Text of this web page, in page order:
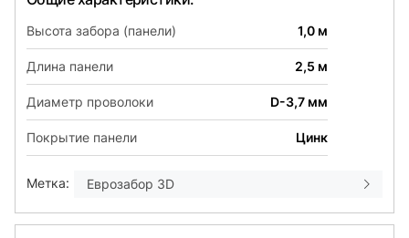
Высота забора (панели) 1,0 м
Длина панели 2,5 м
Диаметр проволоки D-3,7 мм
Покрытие панели Цинк
Метка: Еврозабор 3D